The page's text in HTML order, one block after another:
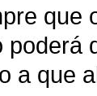
que
poderá
a que